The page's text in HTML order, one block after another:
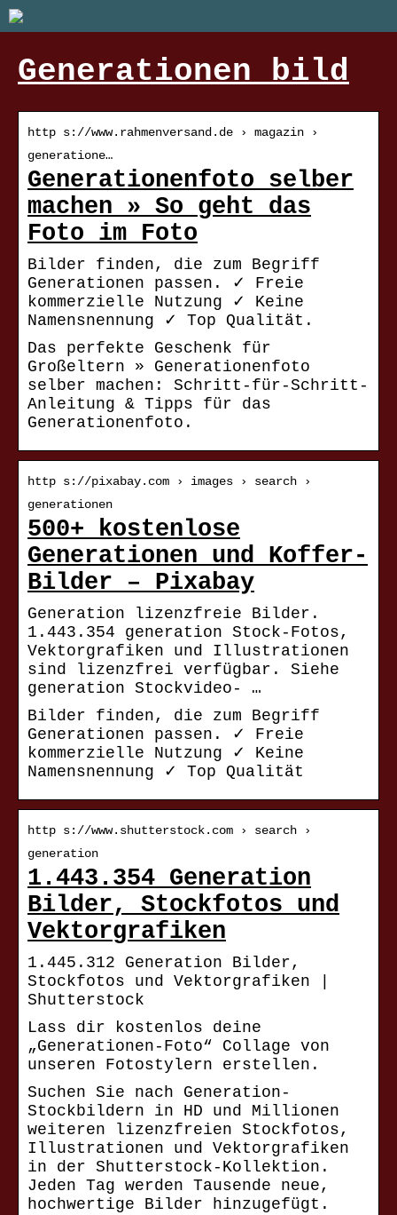
Generationen bild
http s://www.rahmenversand.de › magazin ›
generatione…
Generationenfoto selber
machen » So geht das
Foto im Foto
Bilder finden, die zum Begriff
Generationen passen. ✓ Freie
kommerzielle Nutzung ✓ Keine
Namensnennung ✓ Top Qualität.
Das perfekte Geschenk für
Großeltern » Generationenfoto
selber machen: Schritt-für-Schritt-
Anleitung & Tipps für das
Generationenfoto.
http s://pixabay.com › images › search ›
generationen
500+ kostenlose
Generationen und Koffer-
Bilder – Pixabay
Generation lizenzfreie Bilder.
1.443.354 generation Stock-Fotos,
Vektorgrafiken und Illustrationen
sind lizenzfrei verfügbar. Siehe
generation Stockvideo- …
Bilder finden, die zum Begriff
Generationen passen. ✓ Freie
kommerzielle Nutzung ✓ Keine
Namensnennung ✓ Top Qualität
http s://www.shutterstock.com › search ›
generation
1.443.354 Generation
Bilder, Stockfotos und
Vektorgrafiken
1.445.312 Generation Bilder,
Stockfotos und Vektorgrafiken |
Shutterstock
Lass dir kostenlos deine
„Generationen-Foto“ Collage von
unseren Fotostylern erstellen.
Suchen Sie nach Generation-
Stockbildern in HD und Millionen
weiteren lizenzfreien Stockfotos,
Illustrationen und Vektorgrafiken
in der Shutterstock-Kollektion.
Jeden Tag werden Tausende neue,
hochwertige Bilder hinzugefügt.